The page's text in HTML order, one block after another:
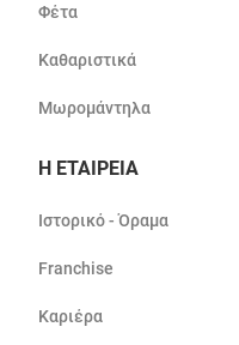
Φέτα
Καθαριστικά
Μωρομάντηλα
Η ΕΤΑΙΡΕΙΑ
Ιστορικό - Όραμα
Franchise
Καριέρα